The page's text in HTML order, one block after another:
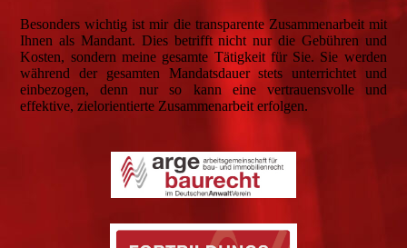
Besonders wichtig ist mir die transparente Zusammenarbeit mit
Ihnen als Mandant. Dies betrifft nicht nur die Gebühren und
Kosten, sondern meine gesamte Tätigkeit für Sie. Sie werden
während der gesamten Mandatsdauer stets unterrichtet und
einbezogen, denn nur so kann eine vertrauensvolle und
effektive, zielorientierte Zusammenarbeit erfolgen.